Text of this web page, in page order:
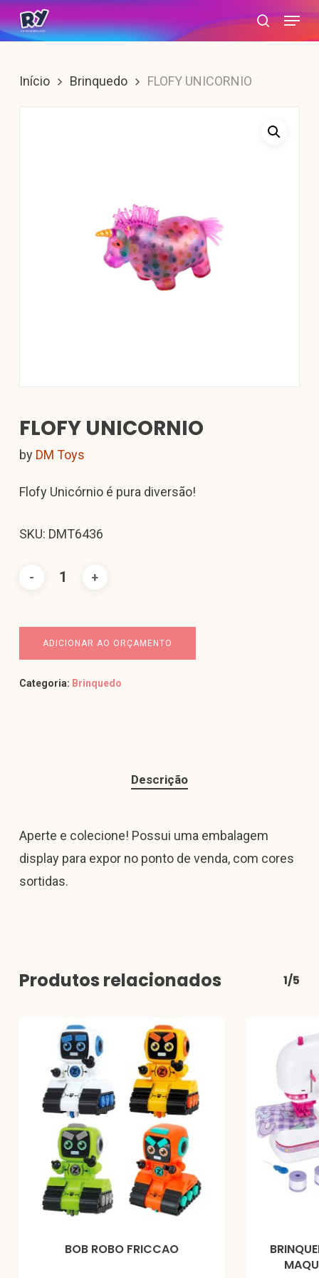
Skip
to
content
search
Menu
Início Brinquedo FLOFY UNICORNIO
FLOFY UNICORNIO
by DM Toys
Flofy Unicórnio é pura diversão!
SKU: DMT6436
ADICIONAR AO ORÇAMENTO
Categoria: Brinquedo
Descrição
Aperte e colecione! Possui uma embalagem
display para expor no ponto de venda, com cores
sortidas.
Produtos relacionados 1/5
BOB ROBO FRICCAO